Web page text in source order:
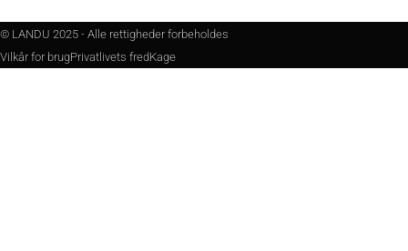
© LANDU 2025 - Alle rettigheder forbeholdes
Vilkår for brugPrivatlivets fredKage